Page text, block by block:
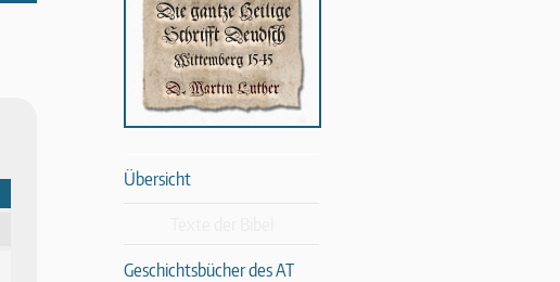
Übersicht
Geschichtsbücher des AT